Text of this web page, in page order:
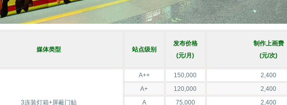
媒体类型 站点级别
发布价格
(元/月)
制作上画费
(元/次)
3连装灯箱+屏蔽门贴
A++ 150,000
2,400
A+
120,000
2,400
A
75,000 2,400